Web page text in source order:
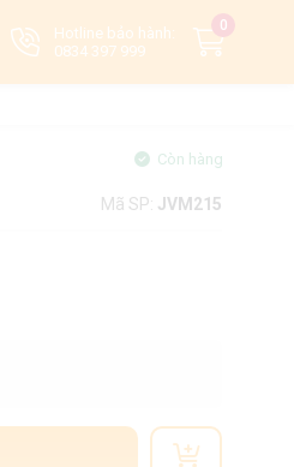
Hotline bảo hành:
0834 397 999
0
Còn hàng
Mã SP: JVM215